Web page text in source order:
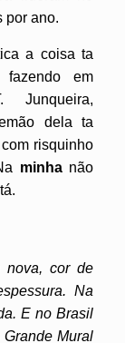
por ano.
a coisa ta
em
Junqueira,
dela ta
risquinho
minhanão
nova, cor de
Na
E no Brasil
Mural